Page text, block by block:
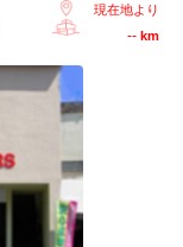
現在地より
-- km